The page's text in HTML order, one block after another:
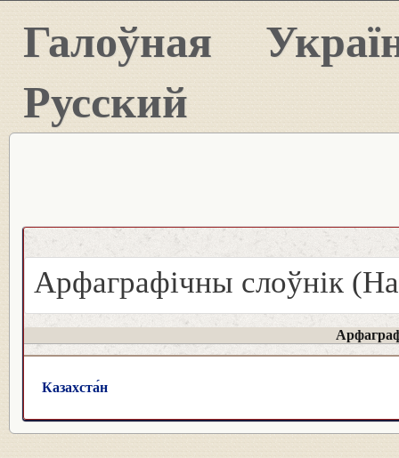
Галоўная
Русский
Арфаграфічны слоўнік
Казахста́н